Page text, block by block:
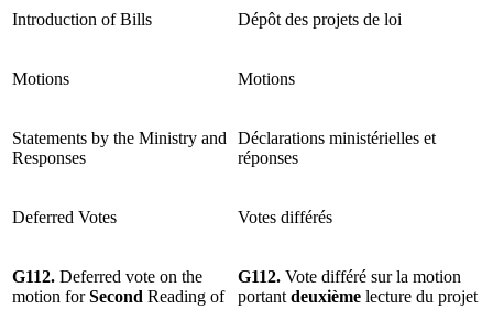
Introduction of Bills Dépôt des projets de loi
Motions Motions
Statements by the Ministry and
Responses
Déclarations ministérielles et
réponses
Deferred Votes Votes différés
G112. Deferred vote on the
motion forSecond Reading of
G112. Vote différé sur la motion
portant deuxième lecture du projet